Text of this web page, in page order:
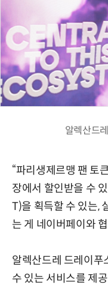
알렉산드
“파리생제르맹 팬 토
장에서 할인받을 수
T)을 획득할 수 있는,
는 게 네이버페이와
알렉산드레 드레이푸
수 있는 서비스를 제